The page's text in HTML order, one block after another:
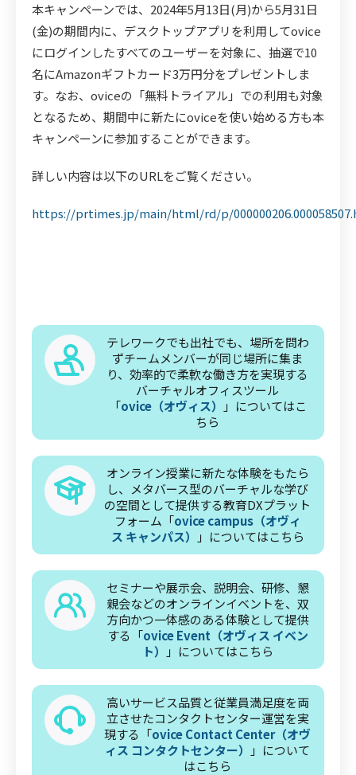
本キャンペーンでは、2024年5月13日(月)から5月31日
(金)の期間内に、デスクトップアプリを利用してovice
にログインしたすべてのユーザーを対象に、抽選で10
名にAmazonギフトカード3万円分をプレゼントしま
す。なお、oviceの「無料トライアル」での利用も対象
となるため、期間中に新たにoviceを使い始める方も本
キャンペーンに参加することができます。
詳しい内容は以下のURLをご覧ください。
https://prtimes.jp/main/html/rd/p/
テレワークでも出社でも、場所を問わ
ずチームメンバーが同じ場所に集ま
り、効率的で柔軟な働き方を実現する
バーチャルオフィスツール
「ovice（オヴィス）
」についてはこ
ちら
オンライン授業に新たな体験をもたら
し、メタバース型のバーチャルな学び
の空間として提供する教育DXプラット
フォーム「ovice campus（オヴィ
ス キャンパス）
」についてはこちら
セミナーや展示会、説明会、研修、懇
親会などのオンラインイベントを、双
方向かつ一体感のある体験として提供
する「ovice Event（オヴィス イベン
ト）
」についてはこちら
高いサービス品質と従業員満足度を両
立させたコンタクトセンター運営を実
現する「ovice Contact Center（オヴ
ィス コンタクトセンター）
」について
はこちら